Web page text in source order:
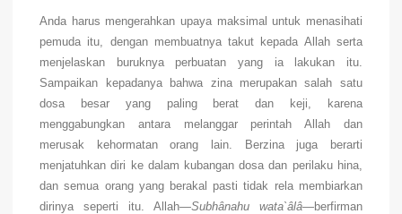
Anda harus mengerahkan upaya maksimal untuk menasihati
pemuda itu, dengan membuatnya takut kepada Allah serta
menjelaskan buruknya perbuatan yang ia lakukan itu.
Sampaikan kepadanya bahwa zina merupakan salah satu
dosa besar yang paling berat dan keji, karena
menggabungkan antara melanggar perintah Allah dan
merusak kehormatan orang lain. Berzina juga berarti
menjatuhkan diri ke dalam kubangan dosa dan perilaku hina,
dan semua orang yang berakal pasti tidak rela membiarkan
dirinya seperti itu. Allah—Subhânahu wata`âlâ—berfirman